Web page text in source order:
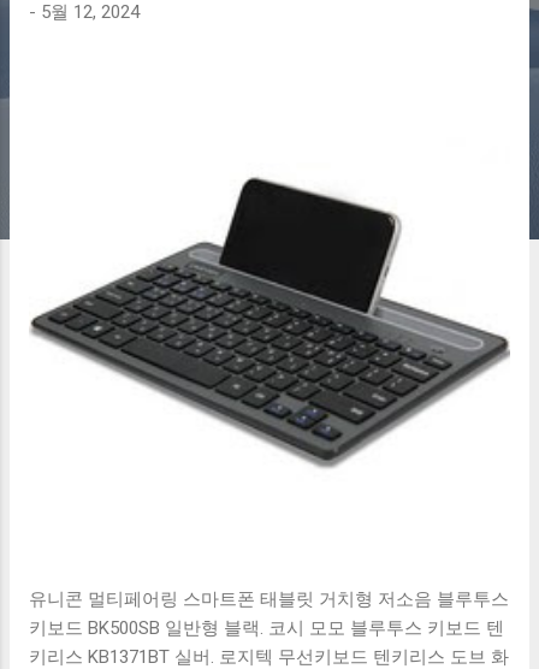
- 5월 12, 2024
유니콘 멀티페어링 스마트폰 태블릿 거치형 저소음 블루투스
키보드 BK500SB 일반형 블랙. 코시 모모 블루투스 키보드 텐
키리스 KB1371BT 실버. 로지텍 무선키보드 텐키리스 도브 화